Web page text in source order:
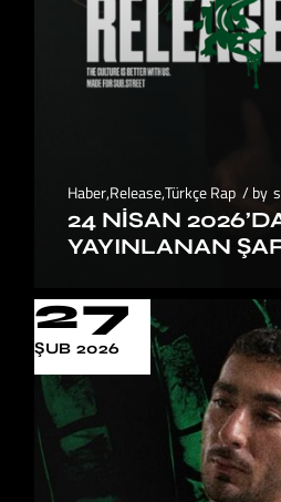
Haber,Release,Türkçe Rap by
24 NISAN
YAYINLANAN
27
ŞUB 2026